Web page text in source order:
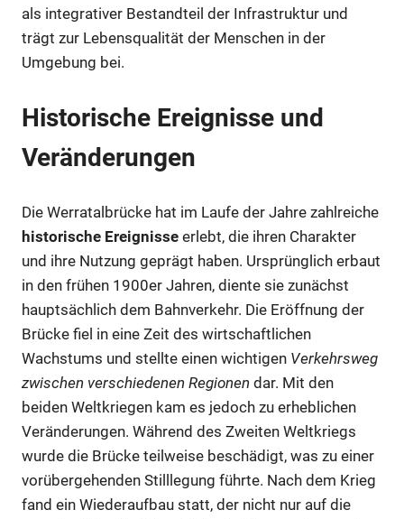
als integrativer Bestandteil der Infrastruktur und
trägt zur Lebensqualität der Menschen in der
Umgebung bei.
Historische Ereignisse und
Veränderungen
Die Werratalbrücke hat im Laufe der Jahre zahlreiche
historische Ereignisse erlebt, die ihren Charakter
und ihre Nutzung geprägt haben. Ursprünglich erbaut
in den frühen 1900er Jahren, diente sie zunächst
hauptsächlich dem Bahnverkehr. Die Eröffnung der
Brücke fiel in eine Zeit des wirtschaftlichen
Wachstums und stellte einen wichtigen Verkehrsweg
zwischen verschiedenen Regionen dar. Mit den
beiden Weltkriegen kam es jedoch zu erheblichen
Veränderungen. Während des Zweiten Weltkriegs
wurde die Brücke teilweise beschädigt, was zu einer
vorübergehenden Stilllegung führte. Nach dem Krieg
fand ein Wiederaufbau statt, der nicht nur auf die